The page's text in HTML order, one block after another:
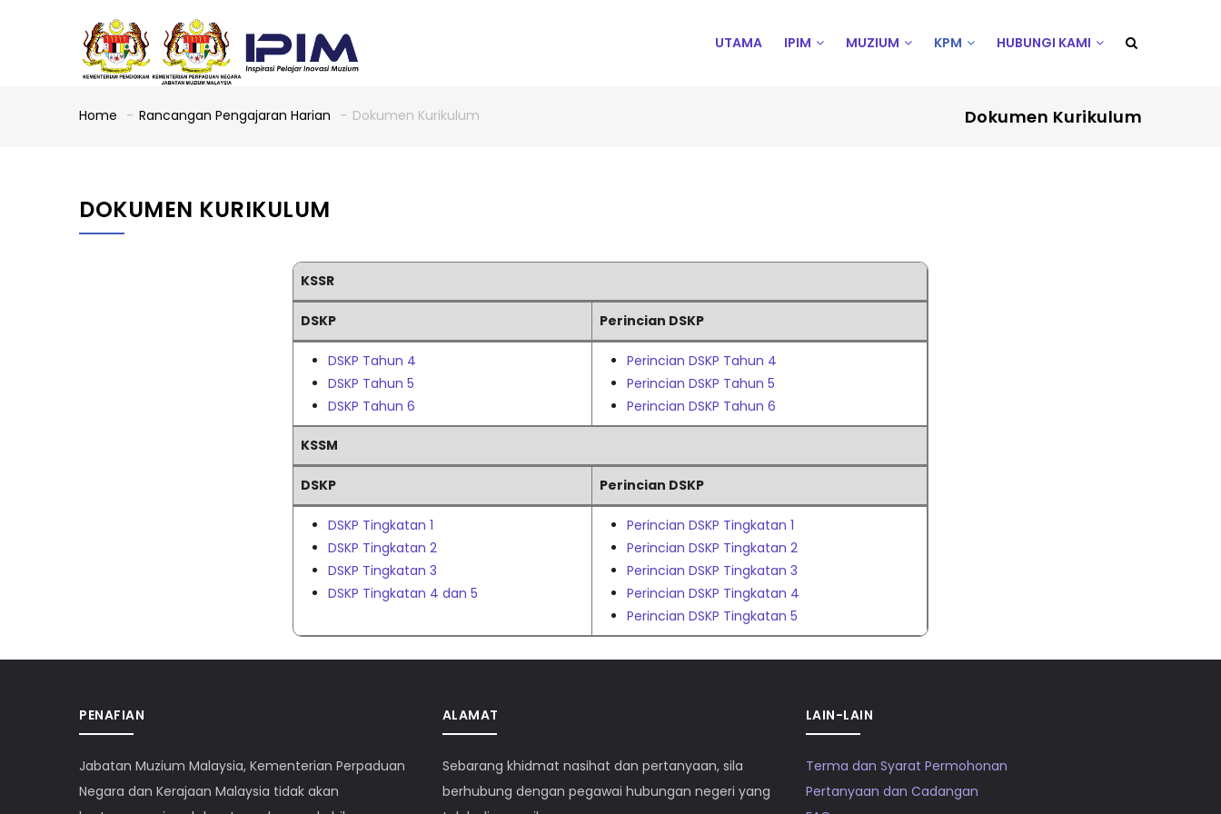
UTAMA IPIM MUZIUM KPM HUBUNGI KAMI
Dokumen Kurikulum
Breadcrumb
Home - Rancangan Pengajaran Harian - Dokumen Kurikulum
DOKUMEN KURIKULUM
KSSR
DSKP Perincian DSKP
DSKP Tahun 4
DSKP Tahun 5
DSKP Tahun 6
Perincian DSKP Tahun 4
Perincian DSKP Tahun 5
Perincian DSKP Tahun 6
KSSM
DSKP Perincian DSKP
DSKP Tingkatan 1
DSKP Tingkatan 2
DSKP Tingkatan 3
DSKP Tingkatan 4 dan 5
Perincian DSKP Tingkatan 1
Perincian DSKP Tingkatan 2
Perincian DSKP Tingkatan 3
Perincian DSKP Tingkatan 4
Perincian DSKP Tingkatan 5
PENAFIAN
Jabatan Muzium Malaysia, Kementerian Perpaduan
Negara dan Kerajaan Malaysia tidak akan
ALAMAT
Sebarang khidmat nasihat dan pertanyaan, sila
berhubung dengan pegawai hubungan negeri yang
LAIN-LAIN
Terma dan Syarat Permohonan
Pertanyaan dan Cadangan